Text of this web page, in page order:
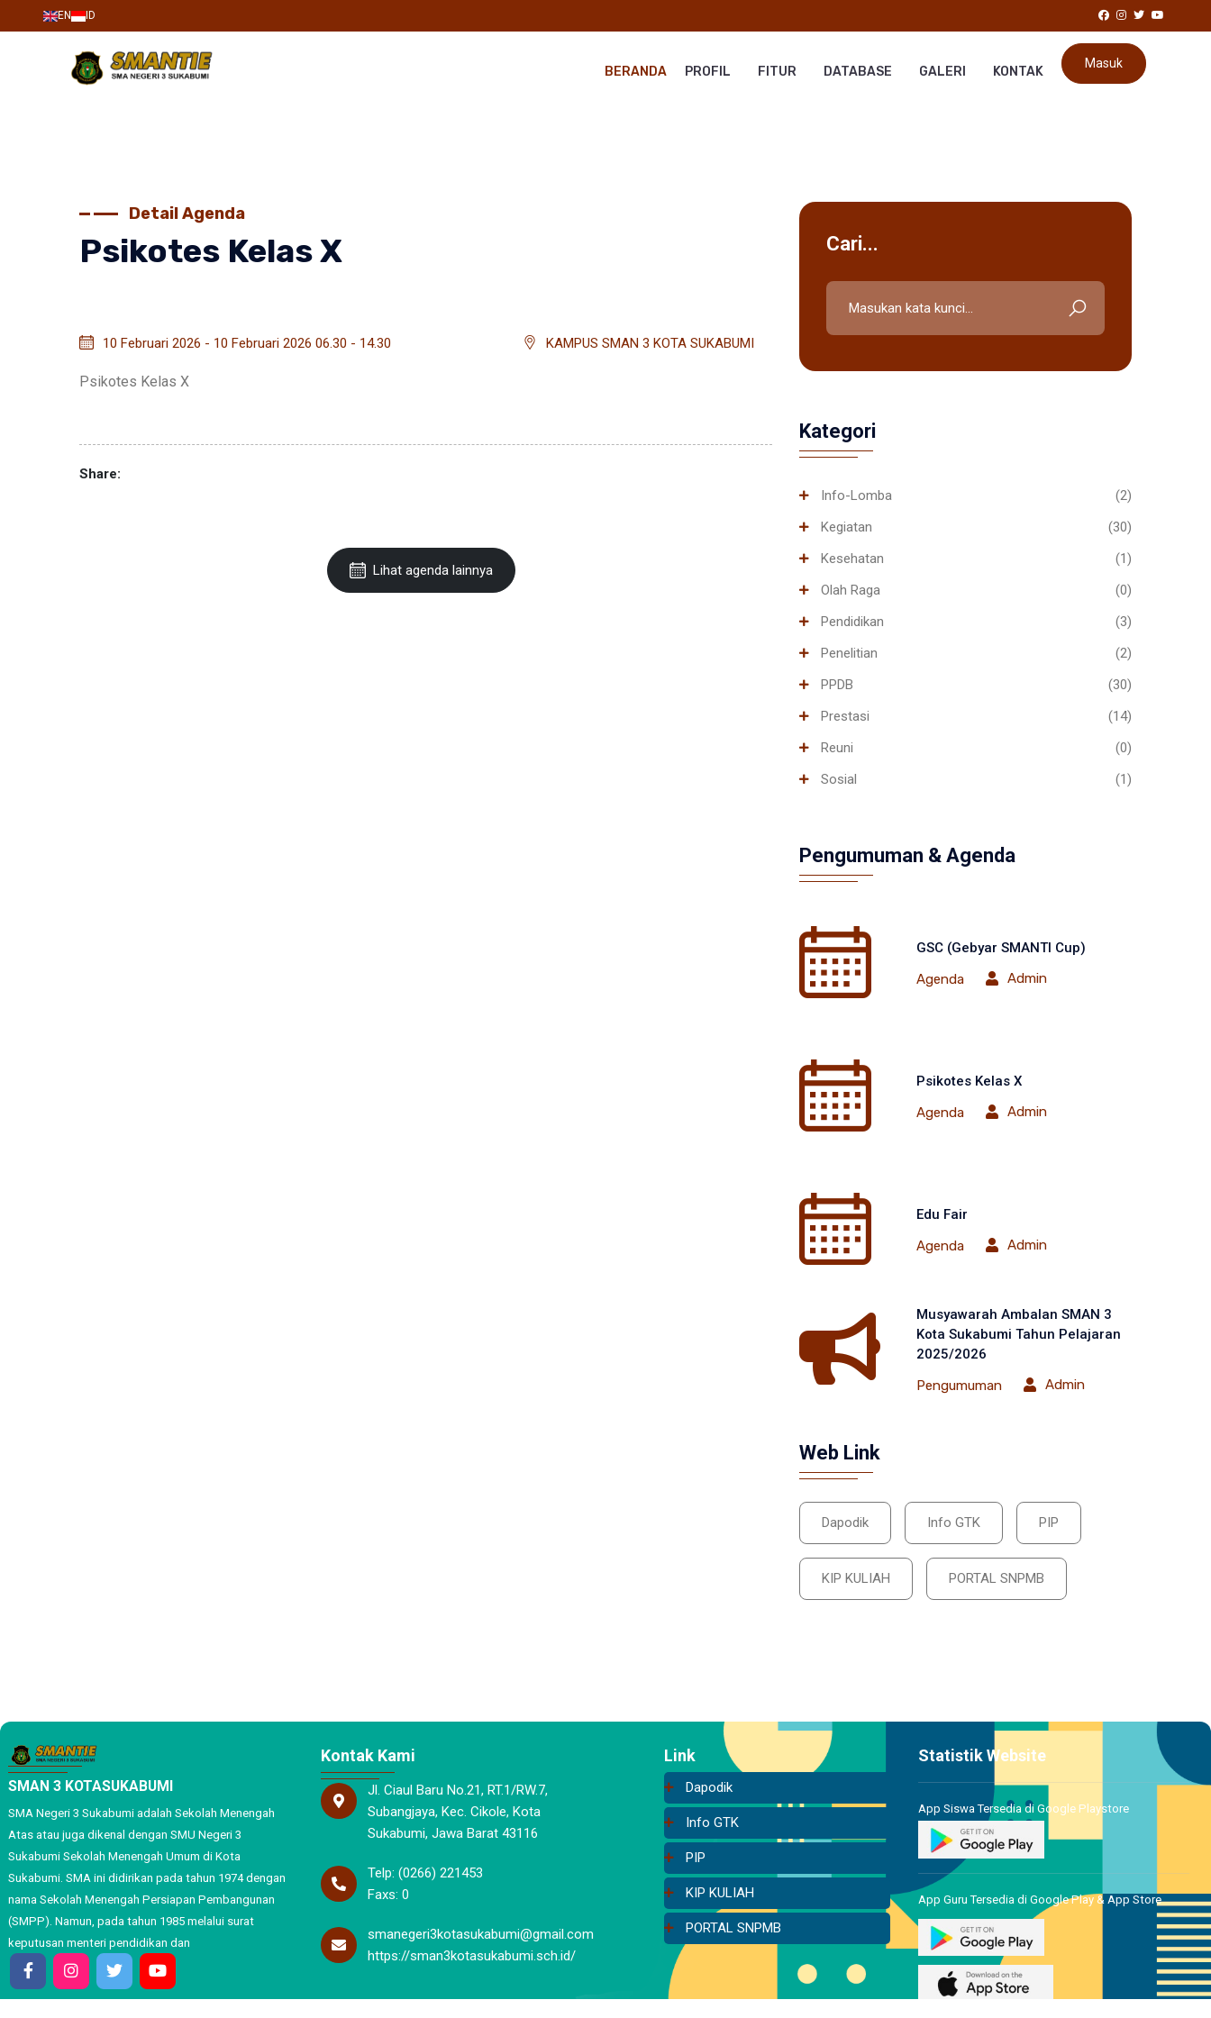
EN ID
Masuk
BERANDA PROFIL FITUR DATABASE GALERI KONTAK
Detail Agenda
Psikotes Kelas X
10 Februari 2026 - 10 Februari 2026 06.30 - 14.30 KAMPUS SMAN 3 KOTA SUKABUMI
Psikotes Kelas X
Share:
Lihat agenda lainnya
Cari...
Kategori
Info-Lomba
(2)
Kegiatan
(30)
Kesehatan
(1)
Olah Raga
(0)
Pendidikan
(3)
Penelitian
(2)
PPDB
(30)
Prestasi
(14)
Reuni
(0)
Sosial
(1)
Pengumuman & Agenda
GSC (Gebyar SMANTI Cup)
Agenda
Admin
Psikotes Kelas X
Agenda
Admin
Edu Fair
Agenda
Admin
Musyawarah Ambalan SMAN 3
Kota Sukabumi Tahun Pelajaran
2025/2026
Pengumuman
Admin
Web Link
Dapodik Info GTK PIP
KIP KULIAH PORTAL SNPMB
SMAN 3 KOTASUKABUMI
SMA Negeri 3 Sukabumi adalah Sekolah Menengah
Atas atau juga dikenal dengan SMU Negeri 3
Sukabumi Sekolah Menengah Umum di Kota
Sukabumi. SMA ini didirikan pada tahun 1974 dengan
nama Sekolah Menengah Persiapan Pembangunan
(SMPP). Namun, pada tahun 1985 melalui surat
keputusan menteri pendidikan dan
Kontak Kami
Jl. Ciaul Baru No.21, RT.1/RW.7,
Subangjaya, Kec. Cikole, Kota
Sukabumi, Jawa Barat 43116
Telp: (0266) 221453
Faxs: 0
smanegeri3kotasukabumi@gmail.com
https://sman3kotasukabumi.sch.id/
Link
Dapodik
Info GTK
PIP
KIP KULIAH
PORTAL SNPMB
Statistik Website
App Siswa Tersedia di Google Playstore
App Guru Tersedia di Google Play & App Store